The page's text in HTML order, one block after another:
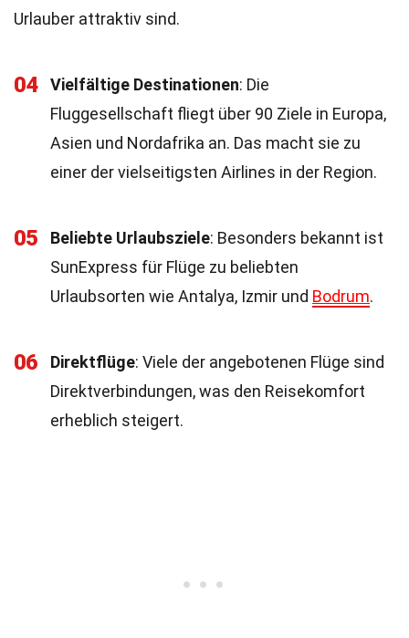
Urlauber attraktiv sind.
04 Vielfältige Destinationen: Die
Fluggesellschaft fliegt über 90 Ziele in Europa,
Asien und Nordafrika an. Das macht sie zu
einer der vielseitigsten Airlines in der Region.
05 Beliebte Urlaubsziele: Besonders bekannt ist
SunExpress für Flüge zu beliebten
Urlaubsorten wie Antalya, Izmir und Bodrum.
06 Direktflüge: Viele der angebotenen Flüge sind
Direktverbindungen, was den Reisekomfort
erheblich steigert.